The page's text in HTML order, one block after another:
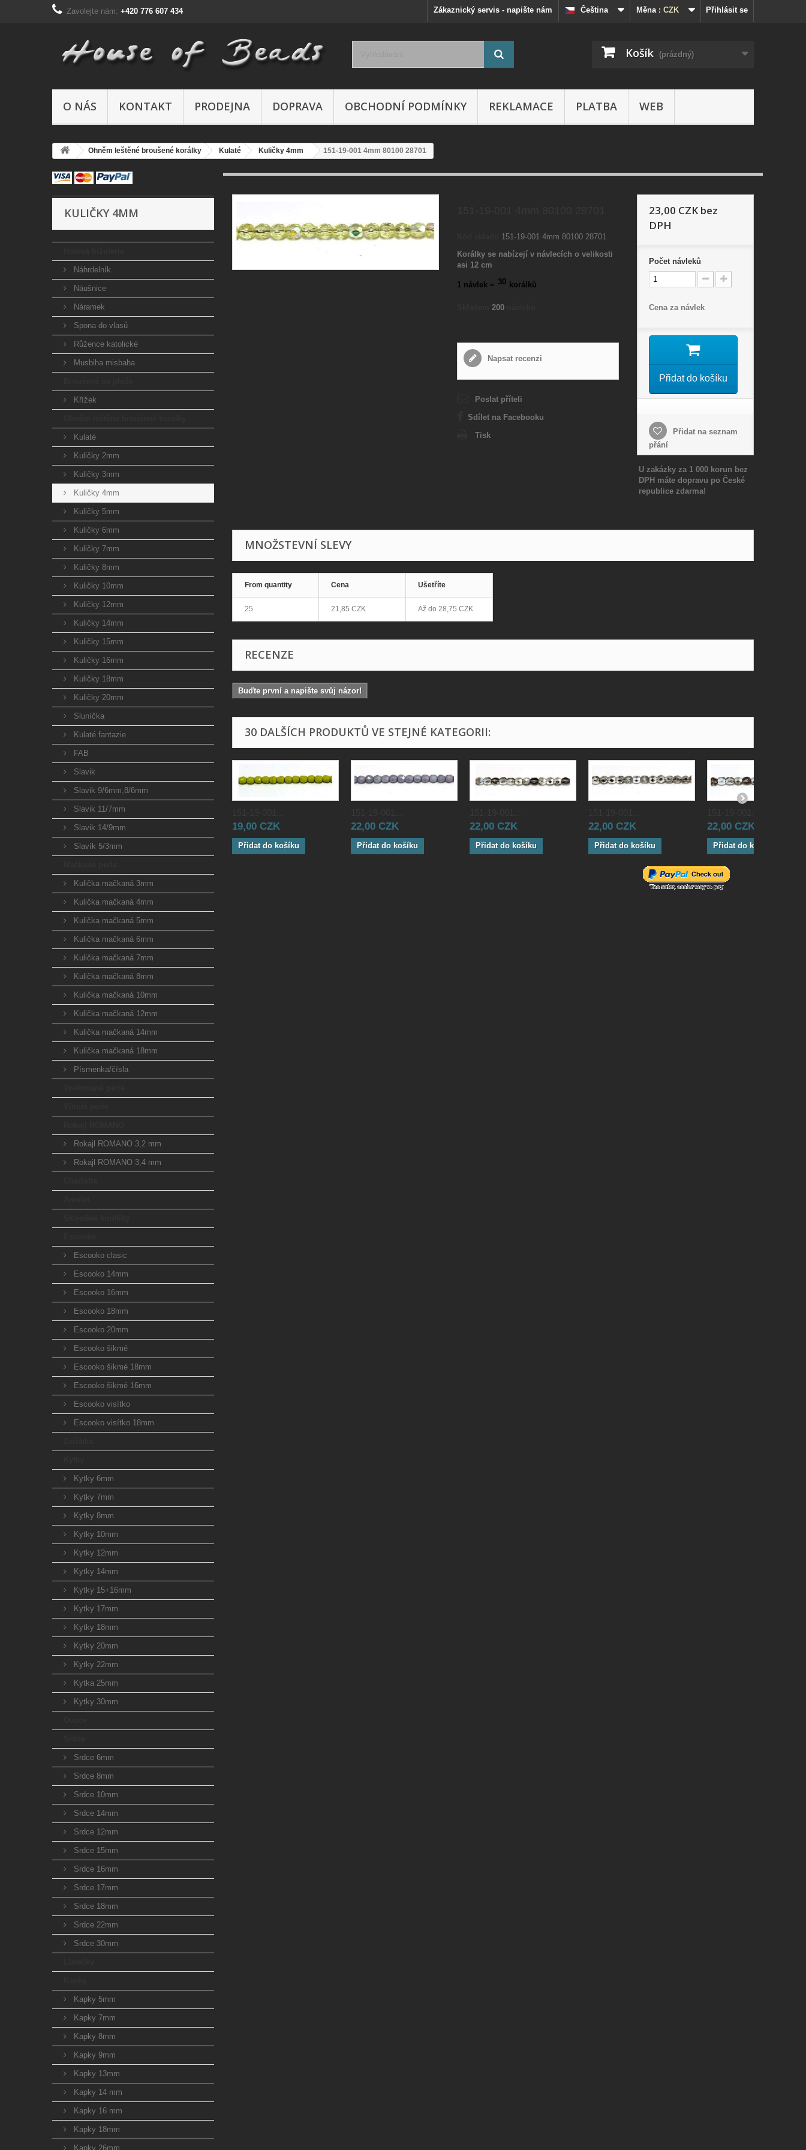
Přihlásit se
Měna : CZK
Čeština
Zákaznický servis - napište nám
Zavolejte nám: +420 776 607 434
Košík (prázdný)
O NÁS KONTAKT PRODEJNA DOPRAVA OBCHODNÍ PODMÍNKY REKLAMACE PLATBA WEB
Ohněm leštěné broušené korálky Kulaté Kuličky 4mm 151-19-001 4mm 80100 28701
KULIČKY 4MM
Náhrdelník
Náušnice
Náramek
Spona do vlasů
Růžence katolické
Musbiha misbaha
Křížek
Kulaté
Kuličky 2mm
Kuličky 3mm
Kuličky 4mm
Kuličky 5mm
Kuličky 6mm
Kuličky 7mm
Kuličky 8mm
Kuličky 10mm
Kuličky 12mm
Kuličky 14mm
Kuličky 15mm
Kuličky 16mm
Kuličky 18mm
Kuličky 20mm
Sluníčka
Kulaté fantazie
FAB
Slavik
Slavik 9/6mm,8/6mm
Slavik 11/7mm
Slavik 14/9mm
Slavík 5/3mm
Kulička mačkaná 3mm
Kulička mačkaná 4mm
Kulička mačkaná 5mm
Kulička mačkaná 6mm
Kulička mačkaná 7mm
Kulička mačkaná 8mm
Kulička mačkaná 10mm
Kulička mačkaná 12mm
Kulička mačkaná 14mm
Kulička mačkaná 18mm
Písmenka/čísla
Rokajl ROMANO 3,2 mm
Rokajl ROMANO 3,4 mm
Escooko clasic
Escooko 14mm
Escooko 16mm
Escooko 18mm
Escooko 20mm
Escooko šikmé
Escooko šikmé 18mm
Escooko šikmé 16mm
Escooko visítko
Escooko visítko 18mm
Kytky 6mm
Kytky 7mm
Kytky 8mm
Kytky 10mm
Kytky 12mm
Kytky 14mm
Kytky 15+16mm
Kytky 17mm
Kytky 18mm
Kytky 20mm
Kytky 22mm
Kytka 25mm
Kytky 30mm
Srdce 6mm
Srdce 8mm
Srdce 10mm
Srdce 14mm
Srdce 12mm
Srdce 15mm
Srdce 16mm
Srdce 17mm
Srdce 18mm
Srdce 22mm
Srdce 30mm
Kapky 5mm
Kapky 7mm
Kapky 8mm
Kapky 9mm
Kapky 13mm
Kapky 14 mm
Kapky 16 mm
Kapky 18mm
Kapky 26mm
151-19-001 4mm 80100 28701
Korálky se nabízejí v návlecích o velikosti
asi 12 cm
1 návlek = 30 korálků
200
Napsat recenzi
Poslat příteli
Sdílet na Facebooku
Tisk
23,00 CZKbez
DPH
Počet návleků
Cena za návlek
Přidat do košíku
Přidat na seznam
přání
U zakázky za 1 000 korun bez
DPH máte dopravu po České
republice zdarma!
MNOŽSTEVNÍ SLEVY
From quantity Cena Ušetříte
25 21,85 CZK Až do 28,75 CZK
RECENZE
Buďte první a napište svůj názor!
30 DALŠÍCH PRODUKTŮ VE STEJNÉ KATEGORII:
19,00 CZK
Přidat do košíku
22,00 CZK
Přidat do košíku
22,00 CZK
Přidat do košíku
22,00 CZK
Přidat do košíku
22,00 CZK
Přidat do košíku